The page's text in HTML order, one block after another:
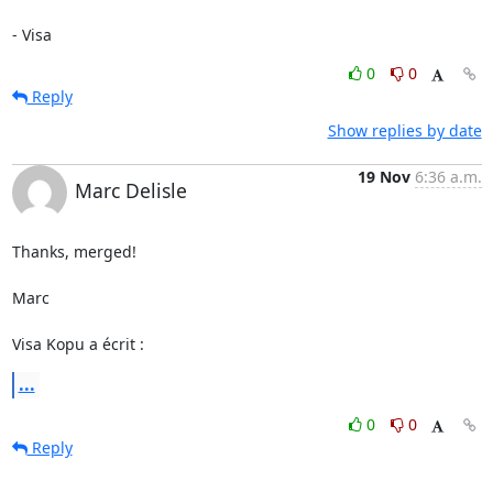
- Visa
0
0
Reply
Show replies by date
Marc Delisle
19 Nov 6:36 a.m.
Thanks, merged!
Marc
Visa Kopu a écrit :
...
0
0
Reply